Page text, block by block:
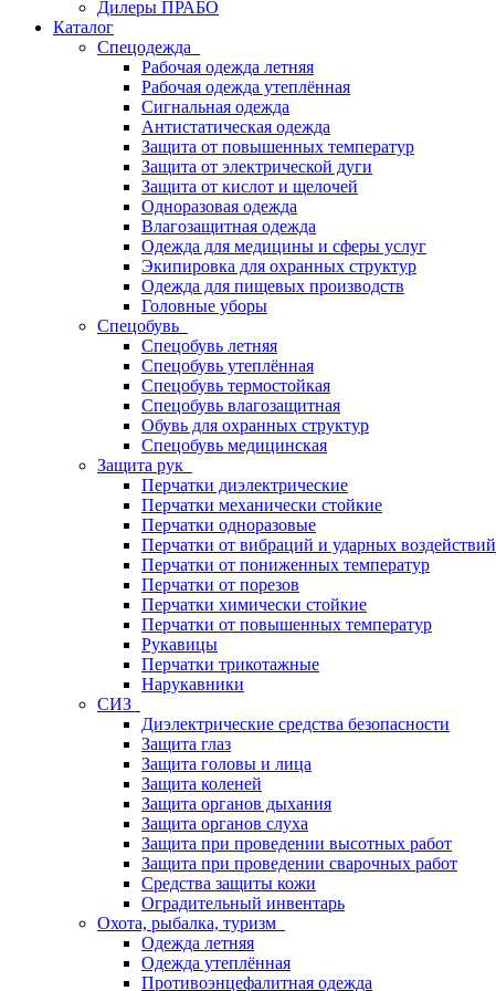
Дилеры ПРАБО
Каталог
Спецодежда
Рабочая одежда летняя
Рабочая одежда утеплённая
Сигнальная одежда
Антистатическая одежда
Защита от повышенных температур
Защита от электрической дуги
Защита от кислот и щелочей
Одноразовая одежда
Влагозащитная одежда
Одежда для медицины и сферы услуг
Экипировка для охранных структур
Одежда для пищевых производств
Головные уборы
Спецобувь
Спецобувь летняя
Спецобувь утеплённая
Спецобувь термостойкая
Спецобувь влагозащитная
Обувь для охранных структур
Спецобувь медицинская
Защита рук
Перчатки диэлектрические
Перчатки механически стойкие
Перчатки одноразовые
Перчатки от вибраций и ударных воздействий
Перчатки от пониженных температур
Перчатки от порезов
Перчатки химически стойкие
Перчатки от повышенных температур
Рукавицы
Перчатки трикотажные
Нарукавники
СИЗ
Диэлектрические средства безопасности
Защита глаз
Защита головы и лица
Защита коленей
Защита органов дыхания
Защита органов слуха
Защита при проведении высотных работ
Защита при проведении сварочных работ
Средства защиты кожи
Оградительный инвентарь
Охота, рыбалка, туризм
Одежда летняя
Одежда утеплённая
Противоэнцефалитная одежда